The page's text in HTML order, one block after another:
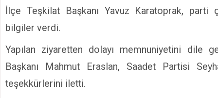
İlçe Teşkilat Başkanı Yavuz Karatoprak, parti
bilgiler verdi.
Yapılan ziyaretten dolayı memnuniyetini dile
Başkanı Mahmut Eraslan, Saadet Partisi
teşekkürlerini iletti.